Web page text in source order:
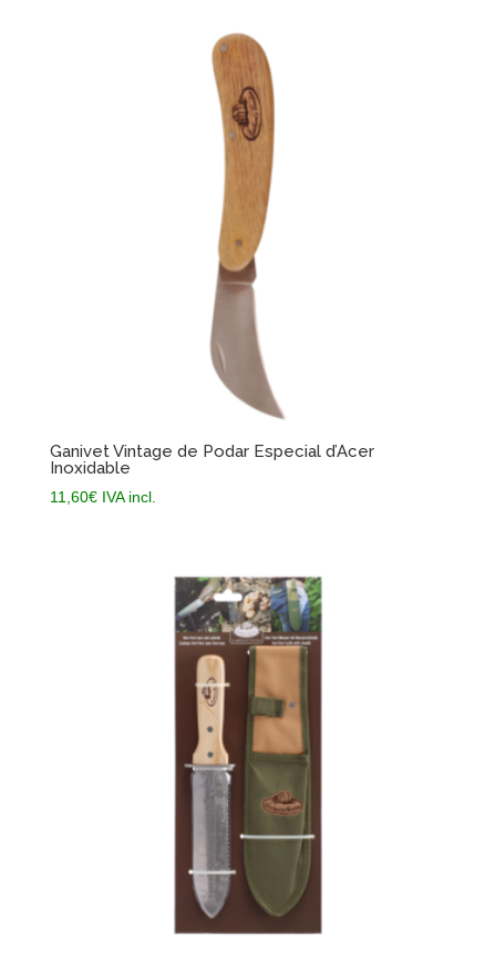
Ganivet Vintage de Podar Especial d’Acer
Inoxidable
11,60€ IVA incl.